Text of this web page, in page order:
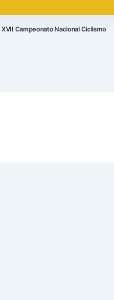
XVII Campeonato Nacional Ciclismo